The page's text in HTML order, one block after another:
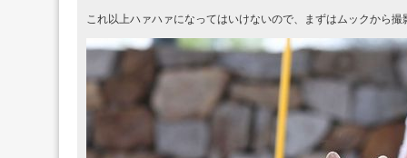
これ以上ハァハァになってはいけないので、まずはムックから撮